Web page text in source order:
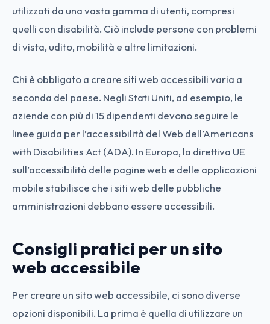
utilizzati da una vasta gamma di utenti, compresi
quelli con disabilità. Ciò include persone con problemi
di vista, udito, mobilità e altre limitazioni.
Chi è obbligato a creare siti web accessibili varia a
seconda del paese. Negli Stati Uniti, ad esempio, le
aziende con più di 15 dipendenti devono seguire le
linee guida per l’accessibilità del Web dell’Americans
with Disabilities Act (ADA). In Europa, la direttiva UE
sull’accessibilità delle pagine web e delle applicazioni
mobile stabilisce che i siti web delle pubbliche
amministrazioni debbano essere accessibili.
Consigli pratici per un sito
web accessibile
Per creare un sito web accessibile, ci sono diverse
opzioni disponibili. La prima è quella di utilizzare un